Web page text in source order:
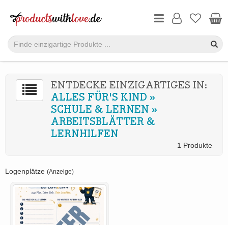
ENTDECKE EINZIGARTIGES IN:
ALLES FÜR'S KIND »
SCHULE & LERNEN »
ARBEITSBLÄTTER &
LERNHILFEN
1 Produkte
Logenplätze (Anzeige)